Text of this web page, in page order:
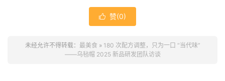
 赞(0)
未经允许不得转载： 最美食 » 180 次配方调整，只为一口 “当代味”
——乌毡帽 2025 新品研发团队访谈